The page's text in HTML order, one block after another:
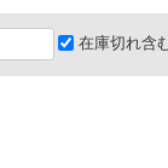
在庫切れ含